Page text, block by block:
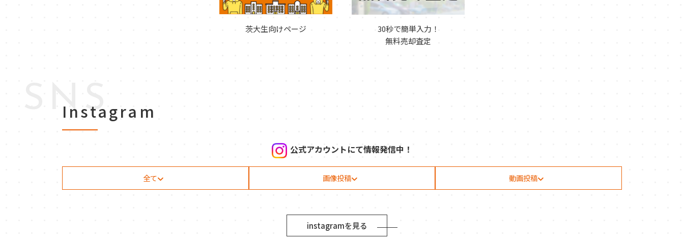
茨大生向けページ
30秒で簡単入力！
無料売却査定
SNS
Instagram
公式アカウントにて情報発信中！
全て 画像投稿 動画投稿
instagramを見る